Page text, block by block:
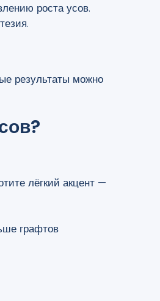
роста усов.
результаты можно
лёгкий акцент —
графтов